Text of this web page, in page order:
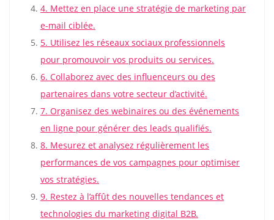
4. Mettez en place une stratégie de marketing par
e-mail ciblée.
5. Utilisez les réseaux sociaux professionnels
pour promouvoir vos produits ou services.
6. Collaborez avec des influenceurs ou des
partenaires dans votre secteur d’activité.
7. Organisez des webinaires ou des événements
en ligne pour générer des leads qualifiés.
8. Mesurez et analysez régulièrement les
performances de vos campagnes pour optimiser
vos stratégies.
9. Restez à l’affût des nouvelles tendances et
technologies du marketing digital B2B.